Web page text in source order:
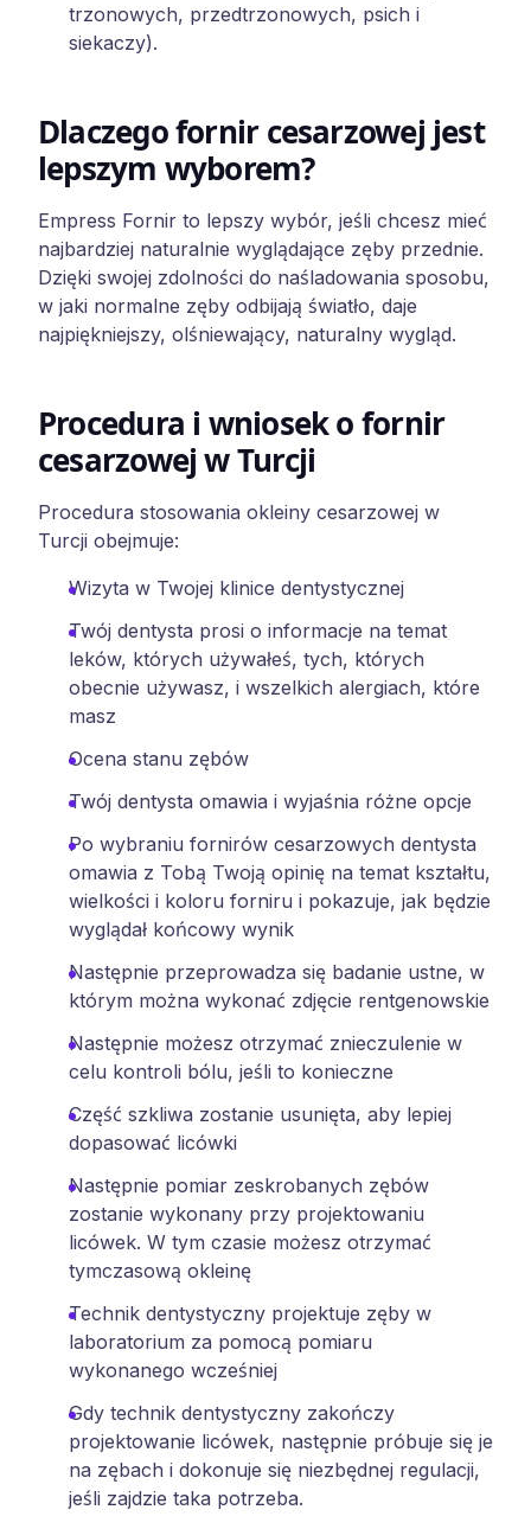
trzonowych, przedtrzonowych, psich i
siekaczy).
Dlaczego fornir cesarzowej jest
lepszym wyborem?
Empress Fornir to lepszy wybór, jeśli chcesz mieć
najbardziej naturalnie wyglądające zęby przednie.
Dzięki swojej zdolności do naśladowania sposobu,
w jaki normalne zęby odbijają światło, daje
najpiękniejszy, olśniewający, naturalny wygląd.
Procedura i wniosek o fornir
cesarzowej w Turcji
Procedura stosowania okleiny cesarzowej w
Turcji obejmuje:
Wizyta w Twojej klinice dentystycznej
Twój dentysta prosi o informacje na temat
leków, których używałeś, tych, których
obecnie używasz, i wszelkich alergiach, które
masz
Ocena stanu zębów
Twój dentysta omawia i wyjaśnia różne opcje
Po wybraniu fornirów cesarzowych dentysta
omawia z Tobą Twoją opinię na temat kształtu,
wielkości i koloru forniru i pokazuje, jak będzie
wyglądał końcowy wynik
Następnie przeprowadza się badanie ustne, w
którym można wykonać zdjęcie rentgenowskie
Następnie możesz otrzymać znieczulenie w
celu kontroli bólu, jeśli to konieczne
Część szkliwa zostanie usunięta, aby lepiej
dopasować licówki
Następnie pomiar zeskrobanych zębów
zostanie wykonany przy projektowaniu
licówek. W tym czasie możesz otrzymać
tymczasową okleinę
Technik dentystyczny projektuje zęby w
laboratorium za pomocą pomiaru
wykonanego wcześniej
Gdy technik dentystyczny zakończy
projektowanie licówek, następnie próbuje się je
na zębach i dokonuje się niezbędnej regulacji,
jeśli zajdzie taka potrzeba.